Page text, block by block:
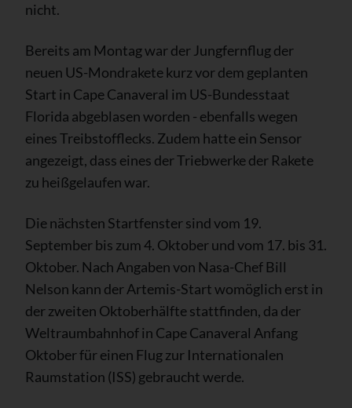
nicht.
Bereits am Montag war der Jungfernflug der
neuen US-Mondrakete kurz vor dem geplanten
Start in Cape Canaveral im US-Bundesstaat
Florida abgeblasen worden - ebenfalls wegen
eines Treibstofflecks. Zudem hatte ein Sensor
angezeigt, dass eines der Triebwerke der Rakete
zu heißgelaufen war.
Die nächsten Startfenster sind vom 19.
September bis zum 4. Oktober und vom 17. bis 31.
Oktober. Nach Angaben von Nasa-Chef Bill
Nelson kann der Artemis-Start womöglich erst in
der zweiten Oktoberhälfte stattfinden, da der
Weltraumbahnhof in Cape Canaveral Anfang
Oktober für einen Flug zur Internationalen
Raumstation (ISS) gebraucht werde.